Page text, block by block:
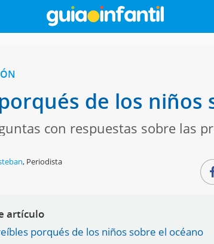
de los niños
con respuestas sobre las
, Periodista
artículo
porqués de los niños sobre el océano